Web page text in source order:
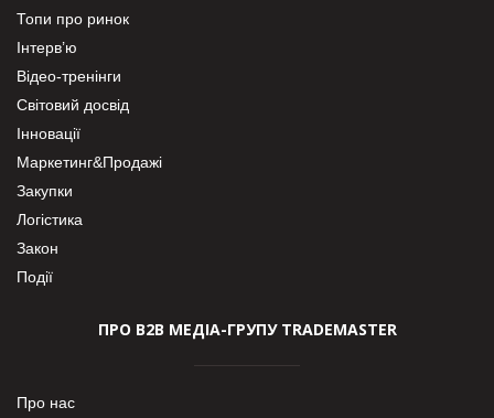
Топи про ринок
Інтерв’ю
Відео-тренінги
Світовий досвід
Інновації
Маркетинг&Продажі
Закупки
Логістика
Закон
Події
ПРО В2В МЕДІА-ГРУПУ TRADEMASTER
Про нас